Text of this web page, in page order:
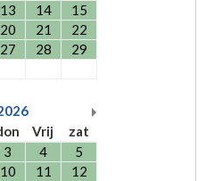
13 14
15
20 21
22
27 28
29
Vrij
zat
3 4
5
10 11
12